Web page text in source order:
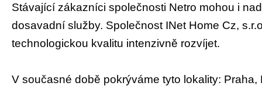
Stávající zákazníci společnosti Netro mohou i
dosavadní služby. Společnost INet Home Cz,
technologickou kvalitu intenzivně rozvíjet.
V současné době pokrýváme tyto lokality: Praha,